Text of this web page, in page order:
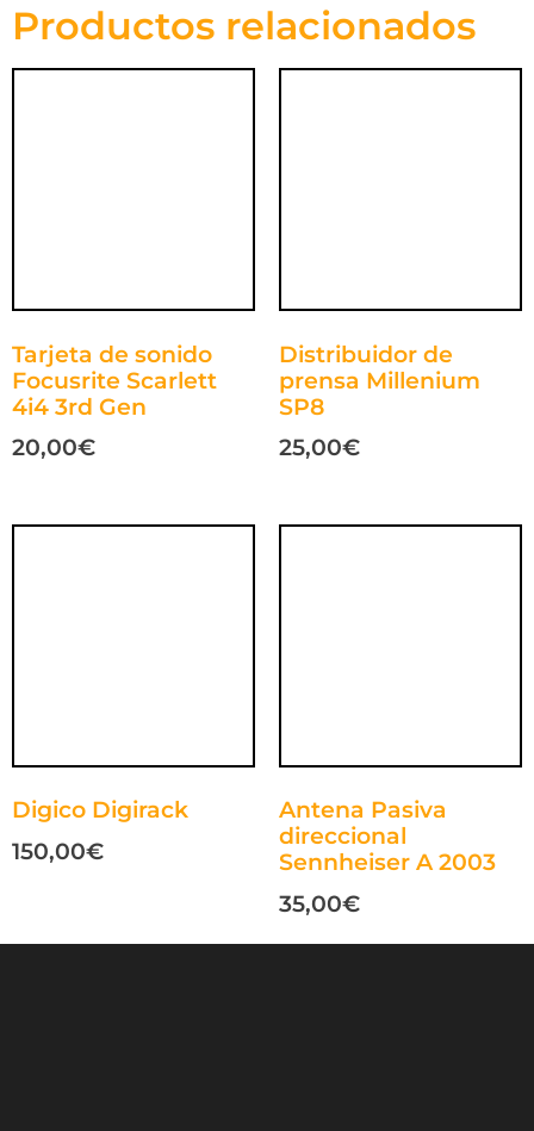
Productos relacionados
Tarjeta de sonido
Focusrite Scarlett
4i4 3rd Gen
20,00€
Distribuidor de
prensa Millenium
SP8
25,00€
Digico Digirack
150,00€
Antena Pasiva
direccional
Sennheiser A 2003
35,00€